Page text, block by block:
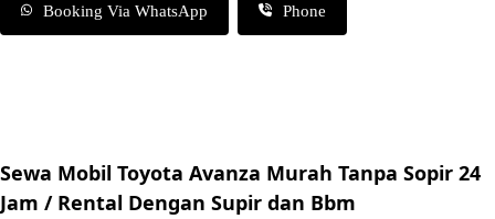
Booking Via WhatsApp Phone
Sewa Mobil Toyota Avanza Murah Tanpa Sopir 24
Jam / Rental Dengan Supir dan Bbm